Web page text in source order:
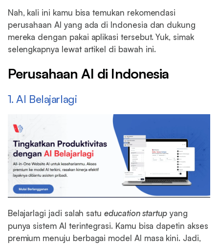
Nah, kali ini kamu bisa temukan rekomendasi
perusahaan AI yang ada di Indonesia dan dukung
mereka dengan pakai aplikasi tersebut. Yuk, simak
selengkapnya lewat artikel di bawah ini.
Perusahaan AI di Indonesia
1. AI Belajarlagi
Belajarlagi jadi salah satueducation startup yang
punya sistem AI terintegrasi. Kamu bisa dapetin akses
premium menuju berbagai model AI masa kini. Jadi,